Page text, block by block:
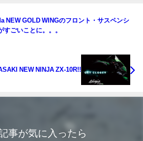
NEW GOLD WINGのフロント・サスペンシ
すごいことに。。。
NEW NINJA ZX-10R!!
事が気に入ったら